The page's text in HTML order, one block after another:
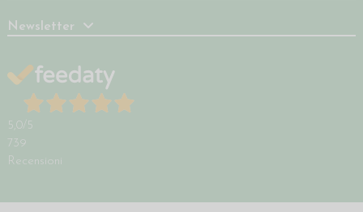
Newsletter
5,0 /5
739
Recensioni